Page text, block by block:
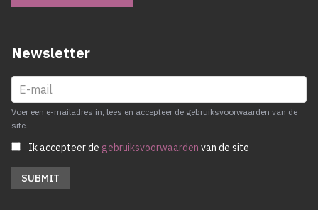
Newsletter
Voer een e-mailadres in, lees en accepteer de gebruiksvoorwaarden van de
site.
Ik accepteer de gebruiksvoorwaarden van de site